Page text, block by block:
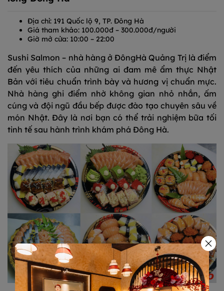
Địa chỉ: 191 Quốc lộ 9, TP. Đông Hà
Giá tham khảo: 100.000đ – 300.000đ/người
Giờ mở cửa: 10:00 – 22:00
Sushi Salmon – nhà hàng ở ĐôngHà Quảng Trị là điểm
đến yêu thích của những ai đam mê ẩm thực Nhật
Bản với tiêu chuẩn trình bày và hương vị chuẩn mực.
Nhà hàng ghi điểm nhờ không gian nhỏ nhắn, ấm
cúng và đội ngũ đầu bếp được đào tạo chuyên sâu về
món Nhật. Đây là nơi bạn có thể trải nghiệm bữa tối
tinh tế sau hành trình khám phá Đông Hà.